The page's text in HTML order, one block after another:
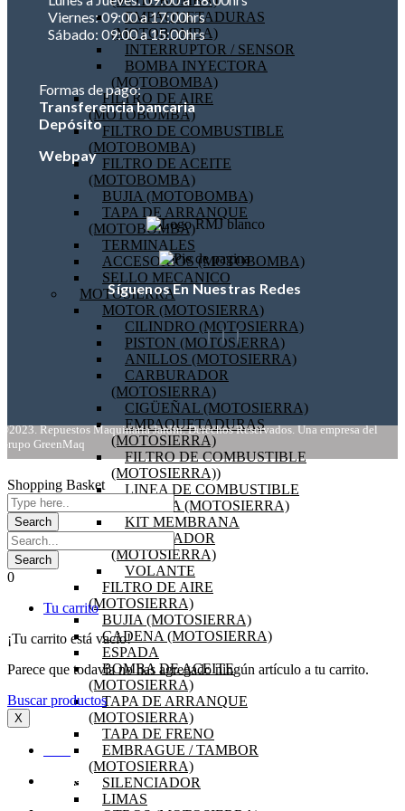
EMPAQUETADURAS
(MOTOBOMBA)
INTERRUPTOR / SENSOR
BOMBA INYECTORA
(MOTOBOMBA)
FILTRO DE AIRE
(MOTOBOMBA)
FILTRO DE COMBUSTIBLE
(MOTOBOMBA)
FILTRO DE ACEITE
(MOTOBOMBA)
BUJIA (MOTOBOMBA)
TAPA DE ARRANQUE
(MOTOBOMBA)
TERMINALES
ACCESORIOS (MOTOBOMBA)
SELLO MECANICO
MOTOSIERRA
MOTOR (MOTOSIERRA)
CILINDRO (MOTOSIERRA)
PISTON (MOTOSIERRA)
ANILLOS (MOTOSIERRA)
CARBURADOR
(MOTOSIERRA)
CIGÜEÑAL (MOTOSIERRA)
EMPAQUETADURAS
(MOTOSIERRA)
FILTRO DE COMBUSTIBLE
(MOTOSIERRA))
LINEA DE COMBUSTIBLE
BOBINA (MOTOSIERRA)
KIT MEMBRANA
CARBURADOR
(MOTOSIERRA)
VOLANTE
FILTRO DE AIRE
(MOTOSIERRA)
BUJIA (MOTOSIERRA)
CADENA (MOTOSIERRA)
ESPADA
BOMBA DE ACEITE
(MOTOSIERRA)
TAPA DE ARRANQUE
(MOTOSIERRA)
TAPA DE FRENO
EMBRAGUE / TAMBOR
(MOTOSIERRA)
SILENCIADOR
LIMAS
Viernes: 09:00 a 17:00hrs
Sábado: 09:00 a 15:00hrs
Formas de pago:
Transferencia bancaria
Depósito
Webpay
Síguenos En Nuestras Redes
©2023. Repuestos Maquinaria Jardín. Derechos Reservados. Una empresa del
Grupo GreenMaq
Shopping Basket
0
Tu carrito
¡Tu carrito está vacío!
Parece que todavía no has agregado ningún artículo a tu carrito.
Buscar productos
X
OFERTAS